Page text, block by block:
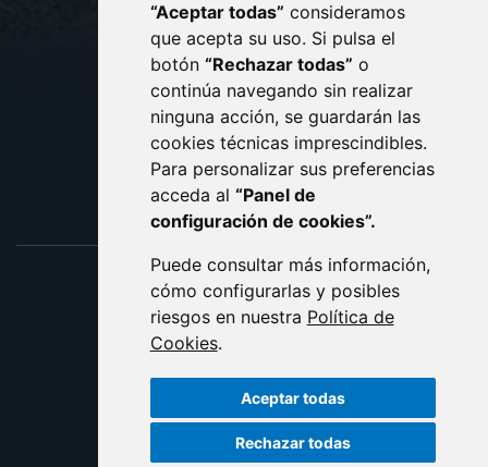
“Aceptar todas” consideramos
que acepta su uso. Si pulsa el
botón “Rechazar todas” o
continúa navegando sin realizar
ninguna acción, se guardarán las
cookies técnicas imprescindibles.
Para personalizar sus preferencias
acceda al “Panel de
configuración de cookies”.
Puede consultar más información,
cómo configurarlas y posibles
riesgos en nuestra Política de
Cookies.
Aceptar todas
Rechazar todas
AVISO LEGAL
PROTECCIÓN DE DATOS
POLÍTICA DE COOKIES
ACCESIBILIDAD
ENLACE EXTERNO AL